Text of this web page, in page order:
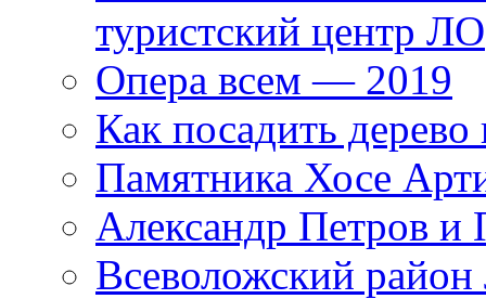
туристский центр ЛО
Опера всем — 2019
Как посадить дерево
Памятника Хосе
Александр Петров и
Всеволожский район